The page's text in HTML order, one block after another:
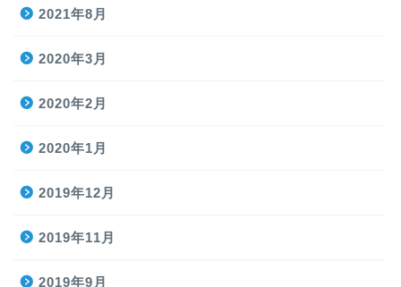
2021年8月
2020年3月
2020年2月
2020年1月
2019年12月
2019年11月
2019年9月